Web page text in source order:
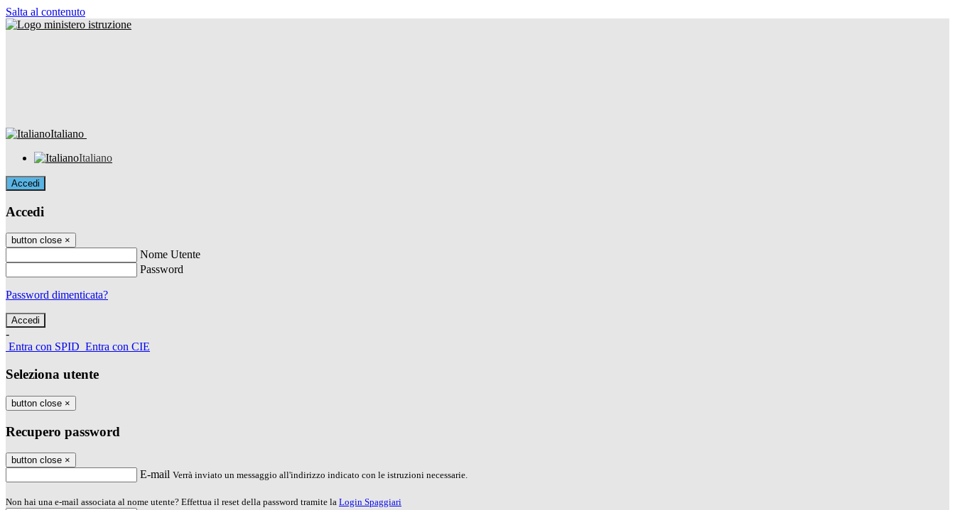
Salta al contenuto
Italiano
Italiano
Accedi
Accedi
button close ×
Nome Utente
Password
Password dimenticata?
-
Entra con SPID Entra con CIE
Seleziona utente
button close ×
Recupero password
button close ×
E-mail Verrà inviato un messaggio all'indirizzo indicato con le istruzioni necessarie.
Non hai una e-mail associata al nome utente? Effettua il reset della password tramite la Login Spaggiari